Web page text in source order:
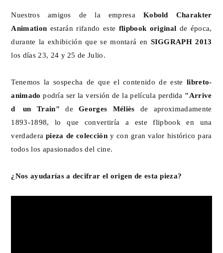
Nuestros amigos de la empresa Kobold Charakter
Animation estarán rifando este flipbook original de época,
durante la exhibición que se montará en SIGGRAPH 2013
los días 23, 24 y 25 de Julio.
Tenemos la sospecha de que el contenido de este libreto-
animado podría ser la versión de la película perdida "Arrive
d´un Train" deGeorges Méliès de aproximadamente
1893-1898, lo que convertiría a este flipbook en una
verdaderapieza de colección y con gran valor histórico para
todos los apasionados del cine.
¿Nos ayudarías a decifrar el origen de esta pieza?